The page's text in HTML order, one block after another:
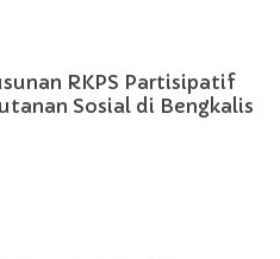
RKPS Partisipatif
Sosial di Bengkalis